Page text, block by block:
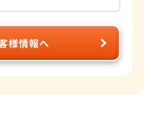
様情報へ